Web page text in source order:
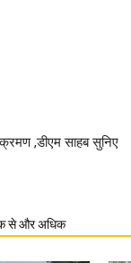
,डीएम साहब सुनिए
से और अधिक